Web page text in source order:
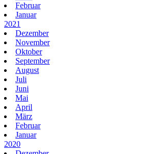
Februar
Januar
2021
Dezember
November
Oktober
September
August
Juli
Juni
Mai
April
März
Februar
Januar
2020